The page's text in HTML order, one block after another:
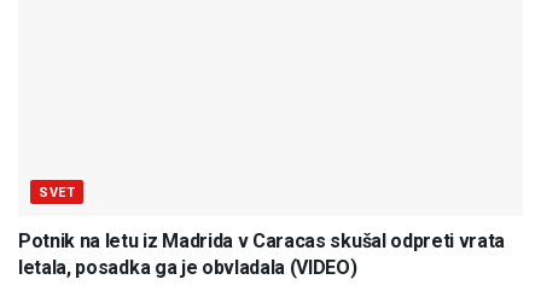
SVET
Potnik na letu iz Madrida v Caracas skušal odpreti vrata
letala, posadka ga je obvladala (VIDEO)